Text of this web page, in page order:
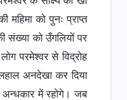
को पुनः प्राप्त
को उँगलियों पर
परमेश्वर से विद्रोह
अनदेखा कर दिया
अन्धकार में रहोगे। जब